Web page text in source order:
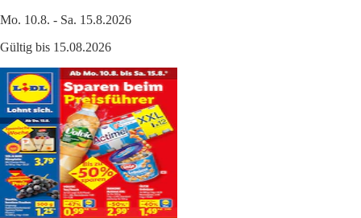
Mo. 10.8. - Sa. 15.8.2026
Gültig bis 15.08.2026